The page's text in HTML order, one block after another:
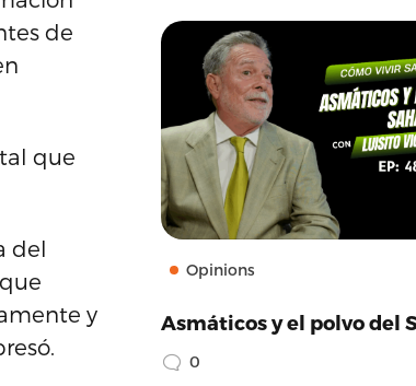
de
que
del
y
Opinions
Asmáticos y el polvo del
0